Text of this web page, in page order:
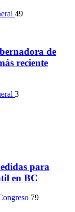
49
de
reciente
3
para
en BC
79